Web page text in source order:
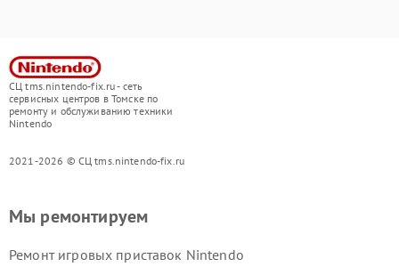
СЦ tms.nintendo-fix.ru - сеть
сервисных центров в Томске по
ремонту и обслуживанию техники
Nintendo
2021-2026 © СЦ tms.nintendo-fix.ru
Мы ремонтируем
Ремонт игровых приставок Nintendo